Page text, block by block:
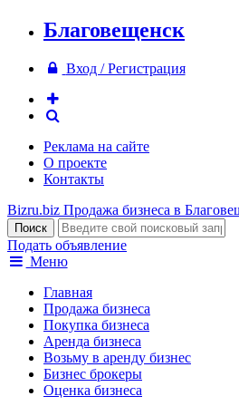
Благовещенск
Вход / Регистрация
Реклама на сайте
О проекте
Контакты
Bizru.biz Продажа бизнеса в
Подать объявление
Меню
Главная
Продажа бизнеса
Покупка бизнеса
Аренда бизнеса
Возьму в аренду бизнес
Бизнес брокеры
Оценка бизнеса